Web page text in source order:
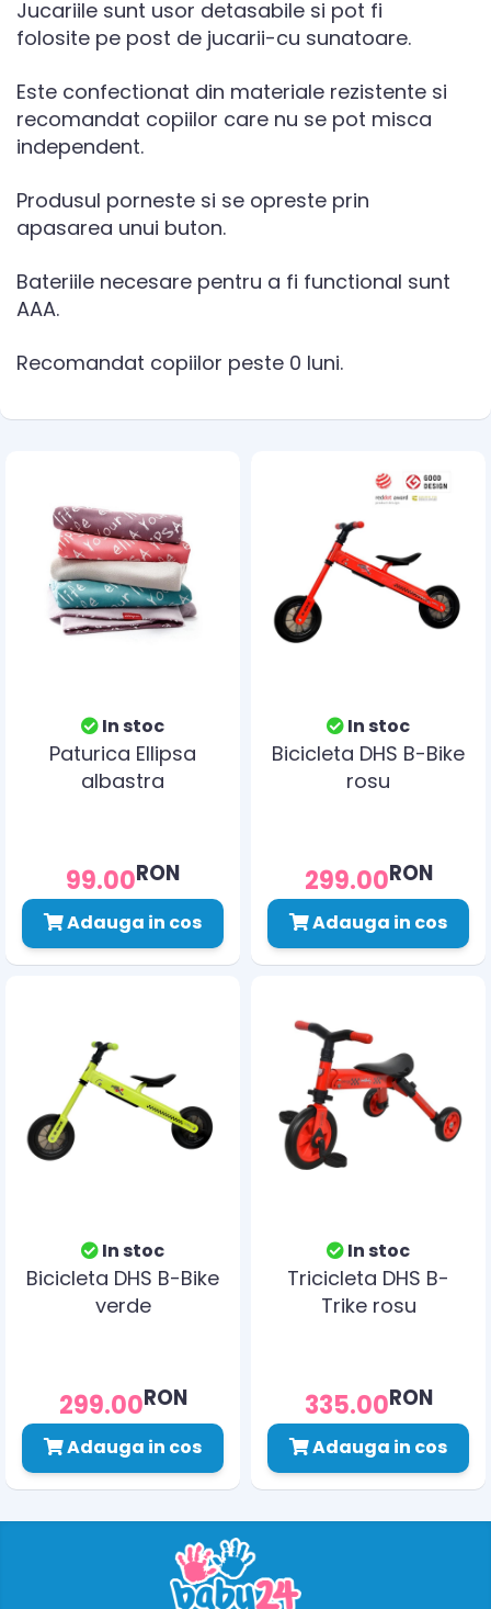
Jucariile sunt usor detasabile si pot fi
folosite pe post de jucarii-cu sunatoare.
Este confectionat din materiale rezistente si
recomandat copiilor care nu se pot misca
independent.
Produsul porneste si se opreste prin
apasarea unui buton.
Bateriile necesare pentru a fi functional sunt
AAA.
Recomandat copiilor peste 0 luni.
In stoc
Paturica Ellipsa
albastra
99.00RON
Adauga in cos
In stoc
Bicicleta DHS B-Bike
rosu
299.00RON
Adauga in cos
In stoc
Bicicleta DHS B-Bike
verde
299.00RON
Adauga in cos
In stoc
Tricicleta DHS B-
Trike rosu
335.00RON
Adauga in cos